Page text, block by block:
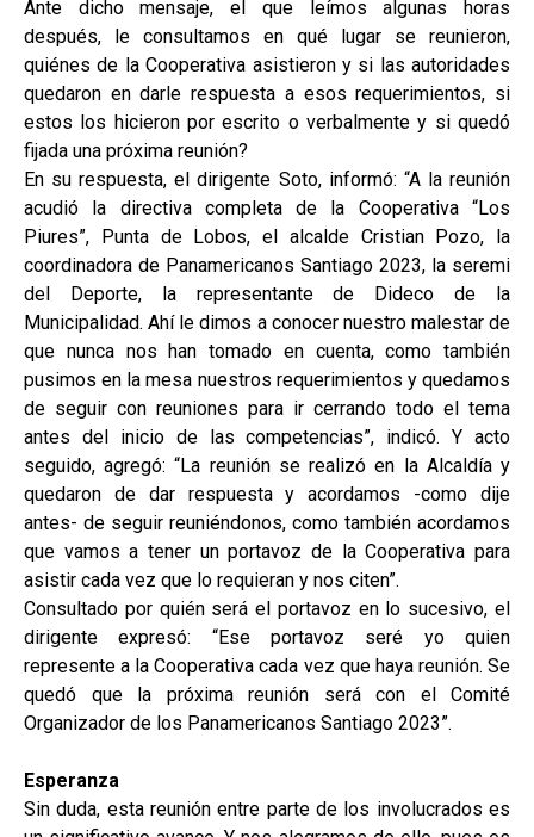
Ante dicho mensaje, el que leímos algunas horas
después, le consultamos en qué lugar se reunieron,
quiénes de la Cooperativa asistieron y si las autoridades
quedaron en darle respuesta a esos requerimientos, si
estos los hicieron por escrito o verbalmente y si quedó
fijada una próxima reunión?
En su respuesta, el dirigente Soto, informó: “A la reunión
acudió la directiva completa de la Cooperativa “Los
Piures”, Punta de Lobos, el alcalde Cristian Pozo, la
coordinadora de Panamericanos Santiago 2023, la seremi
del Deporte, la representante de Dideco de la
Municipalidad. Ahí le dimos a conocer nuestro malestar de
que nunca nos han tomado en cuenta, como también
pusimos en la mesa nuestros requerimientos y quedamos
de seguir con reuniones para ir cerrando todo el tema
antes del inicio de las competencias”, indicó. Y acto
seguido, agregó: “La reunión se realizó en la Alcaldía y
quedaron de dar respuesta y acordamos -como dije
antes- de seguir reuniéndonos, como también acordamos
que vamos a tener un portavoz de la Cooperativa para
asistir cada vez que lo requieran y nos citen”.
Consultado por quién será el portavoz en lo sucesivo, el
dirigente expresó: “Ese portavoz seré yo quien
represente a la Cooperativa cada vez que haya reunión. Se
quedó que la próxima reunión será con el Comité
Organizador de los Panamericanos Santiago 2023”.
Esperanza
Sin duda, esta reunión entre parte de los involucrados es